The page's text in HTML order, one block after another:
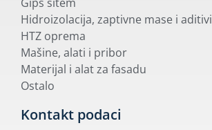
Hidroizolacija, zaptivne mase i aditivi
HTZ oprema
Mašine, alati i pribor
Materijal i alat za fasadu
Ostalo
Kontakt podaci